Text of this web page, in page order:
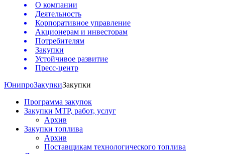
О компании
Деятельность
Корпоративное управление
Акционерам и инвесторам
Потребителям
Закупки
Устойчивое развитие
Пресс-центр
ЮнипроЗакупкиЗакупки
Программа закупок
Закупки МТР, работ, услуг
Архив
Закупки топлива
Архив
Поставщикам технологического топлива